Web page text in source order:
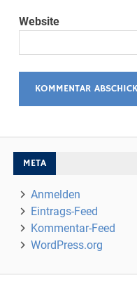
Website
META
Anmelden
Eintrags-Feed
Kommentar-Feed
WordPress.org